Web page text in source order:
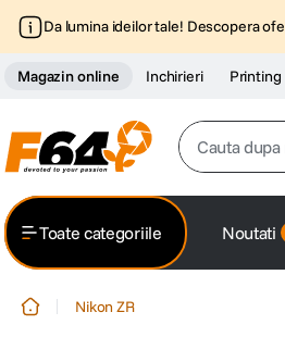
Da lumina ideilor tale! Descopera
Magazin online Inchirieri Printing
Cauta dupa
Toate categoriile Noutati
Nikon ZR